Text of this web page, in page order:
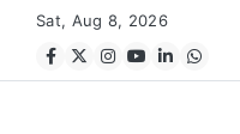
Sat, Aug 8, 2026